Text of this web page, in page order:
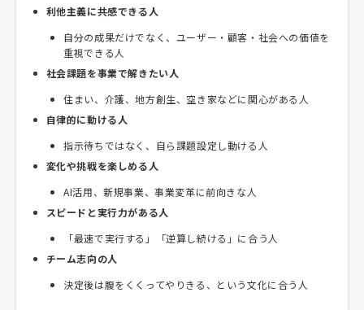
利他主義に共感できる人
自分の成果だけでなく、ユーザー・顧客・社会への価値を
重視できる人
社会課題を事業で解きたい人
住まい、介護、地方創生、空き家などに関心がある人
自律的に動ける人
指示待ちではなく、自ら課題設定し動ける人
変化や挑戦を楽しめる人
AI活用、新規事業、事業変革に前向きな人
スピードと実行力がある人
「最速で実行する」「逆算し続ける」に合う人
チーム志向の人
決定後は腹をくくってやりきる、という文化に合う人